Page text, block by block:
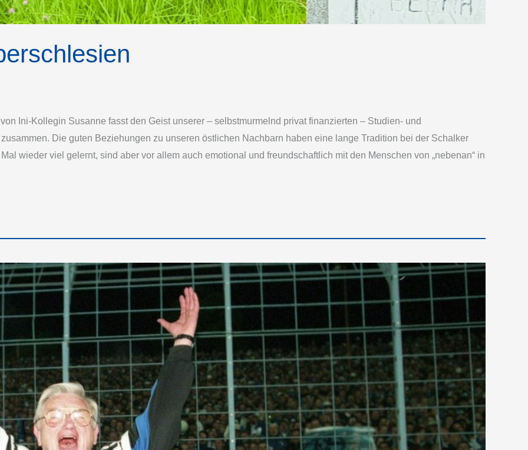
Ini-Kollegin Susanne fasst den Geist unserer – selbstmurmelnd privat finanzierten – Studien- und
Die guten Beziehungen zu unseren östlichen Nachbarn haben eine lange Tradition bei der Schalker
wieder viel gelernt, sind aber vor allem auch emotional und freundschaftlich mit den Menschen von „nebenan“ in